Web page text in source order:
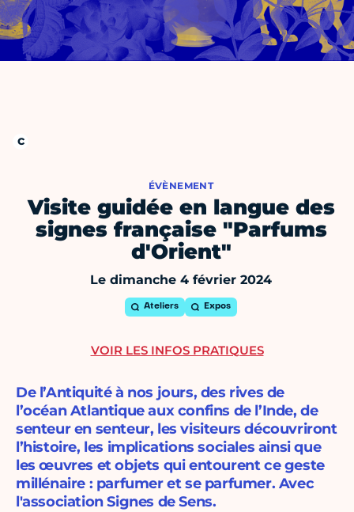
ÉVÈNEMENT
Visite guidée en langue des
signes française "Parfums
d'Orient"
Le dimanche 4 février 2024
Ateliers Expos
De l’Antiquité à nos jours, des rives de
l’océan Atlantique aux confins de l’Inde, de
senteur en senteur, les visiteurs découvriront
l’histoire, les implications sociales ainsi que
les œuvres et objets qui entourent ce geste
millénaire : parfumer et se parfumer. Avec
l'association Signes de Sens.
VOIR LES INFOS PRATIQUES